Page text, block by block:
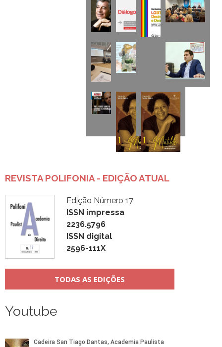
REVISTA POLIFONIA - EDIÇÃO ATUAL
Edição Número 17
ISSN impressa
2236.5796
ISSN digital
2596-111X
TODAS AS EDIÇÕES
Youtube